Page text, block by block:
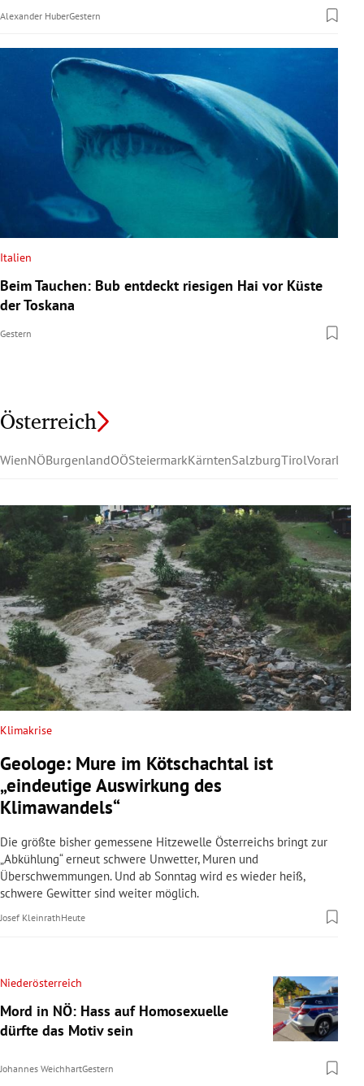
Alexander HuberGestern
Italien
Beim Tauchen: Bub entdeckt riesigen Hai vor Küste
der Toskana
Gestern
Österreich
WienNÖBurgenlandOÖSteiermarkKärntenSalzburgTirolVorarlberg
Klimakrise
Geologe: Mure im Kötschachtal ist
„eindeutige Auswirkung des
Klimawandels“
Die größte bisher gemessene Hitzewelle Österreichs bringt zur
„Abkühlung“ erneut schwere Unwetter, Muren und
Überschwemmungen. Und ab Sonntag wird es wieder heiß,
schwere Gewitter sind weiter möglich.
Josef KleinrathHeute
Niederösterreich
Mord in NÖ: Hass auf Homosexuelle
dürfte das Motiv sein
Johannes WeichhartGestern